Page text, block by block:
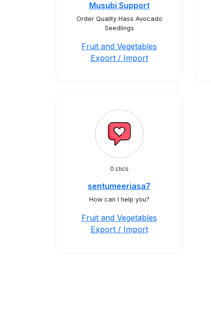
Musubi Support
Order Quality Hass Avocado
Seedlings
Fruit and Vegetables
Export / Import
0 clics
sentumeeriasa7
How can I help you?
Fruit and Vegetables
Export / Import